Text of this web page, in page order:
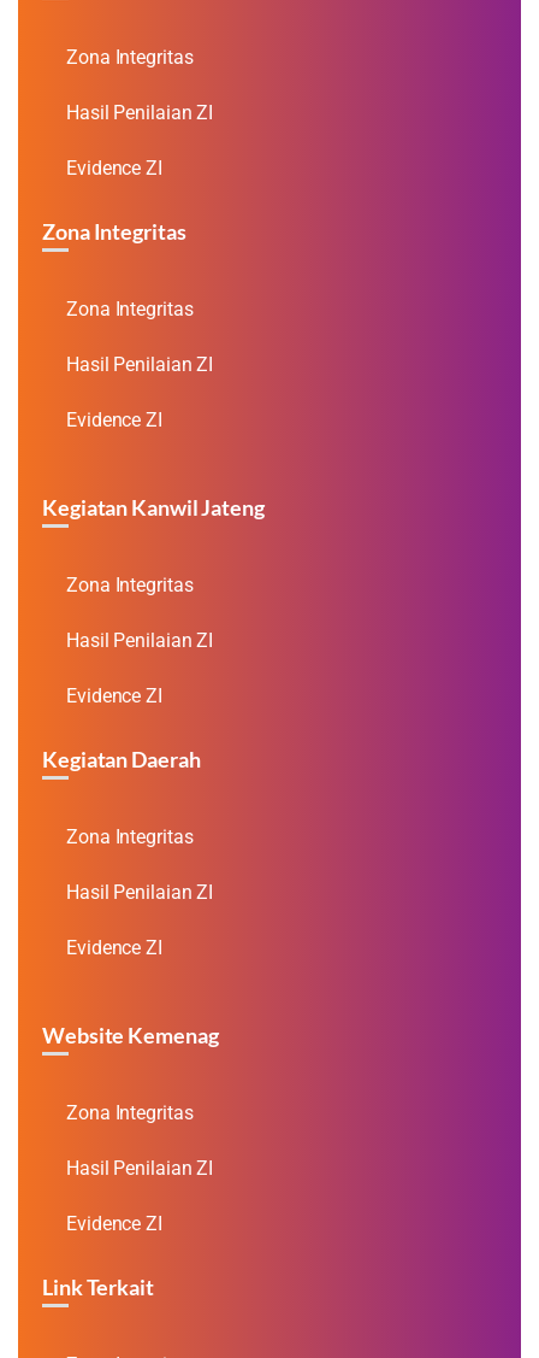
Zona Integritas
Hasil Penilaian ZI
Evidence ZI
Zona Integritas
Zona Integritas
Hasil Penilaian ZI
Evidence ZI
Kegiatan Kanwil Jateng
Zona Integritas
Hasil Penilaian ZI
Evidence ZI
Kegiatan Daerah
Zona Integritas
Hasil Penilaian ZI
Evidence ZI
Website Kemenag
Zona Integritas
Hasil Penilaian ZI
Evidence ZI
Link Terkait